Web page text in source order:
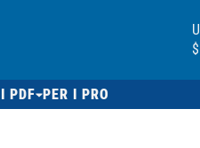
$
PDF PER I PRO